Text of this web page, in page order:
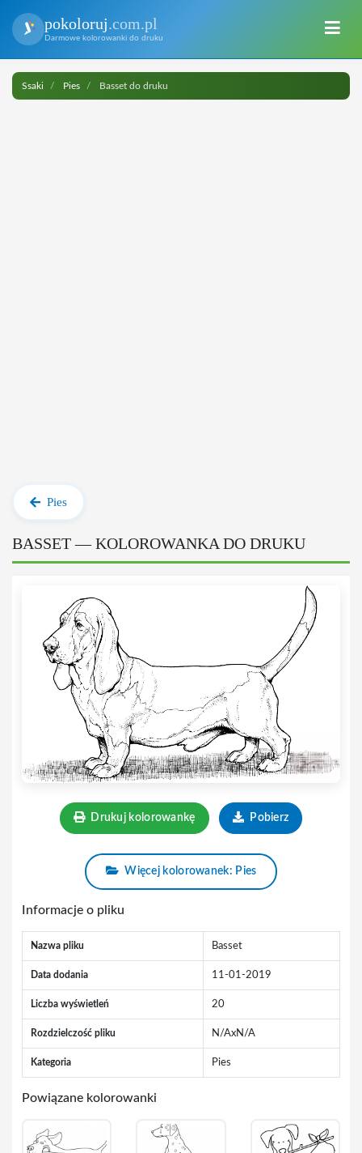
pokoloruj.com.pl
Darmowe kolorowanki do druku
Ssaki Pies Basset do druku
Pies
BASSET — KOLOROWANKA DO DRUKU
Drukuj kolorowankę Pobierz
Więcej kolorowanek: Pies
Informacje o pliku
Nazwa pliku Basset
Data dodania 11-01-2019
Liczba wyświetleń 20
Rozdzielczość pliku N/AxN/A
Kategoria Pies
Powiązane kolorowanki